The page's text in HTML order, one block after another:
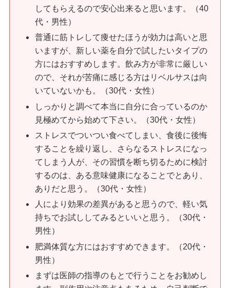
してもらえるので安心出来ると思います。（40
代・男性）
普通に筋トレして痩せたほうが効力は高いと思
いますが、新しい薬を自分で試したいタイプの
方にはおすすめします。飲み方が非常に厳しい
ので、それが苦痛に感じる方はリベルサスは向
いていないかも。（30代・女性）
しっかりと調べて本当に自分に合っているのか
見極めてから始めて下さい。（30代・女性）
ストレスでついつい食べてしまい、食後に後悔
することを繰り返し、さらなるストレスになっ
てしまう人が、その習慣を断ち切るために検討
するのは、ある意味健康になることでとあり、
ありだと思う。（30代・女性）
人により効果の差異があると思うので、軽い気
持ちでお試ししてみるといいと思う。（30代・
男性）
肥満体質な方にはおすすめできます。（20代・
男性）
まずは医師の指導のもとで行うことをお勧めし